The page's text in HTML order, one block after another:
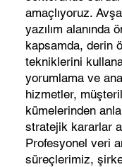
amaçlıyoruz.
yazılım alanında
kapsamda, derin
tekniklerini
yorumlama ve
hizmetler,
kümelerinden
stratejik kararlar
Profesyonel veri
süreçlerimiz,